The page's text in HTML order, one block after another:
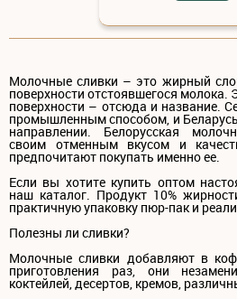
Молочные сливки – это жирный
поверхности отстоявшегося молока.
поверхности – отсюда и название.
промышленным способом, и
направлении. Белорусская
своим отменным вкусом и
предпочитают покупать именно ее.
Если вы хотите купить оптом
наш каталог. Продукт 10%
практичную упаковку пюр-пак и
Полезны ли сливки?
Молочные сливки добавляют в
приготовления раз, они
коктейлей, десертов, кремов,